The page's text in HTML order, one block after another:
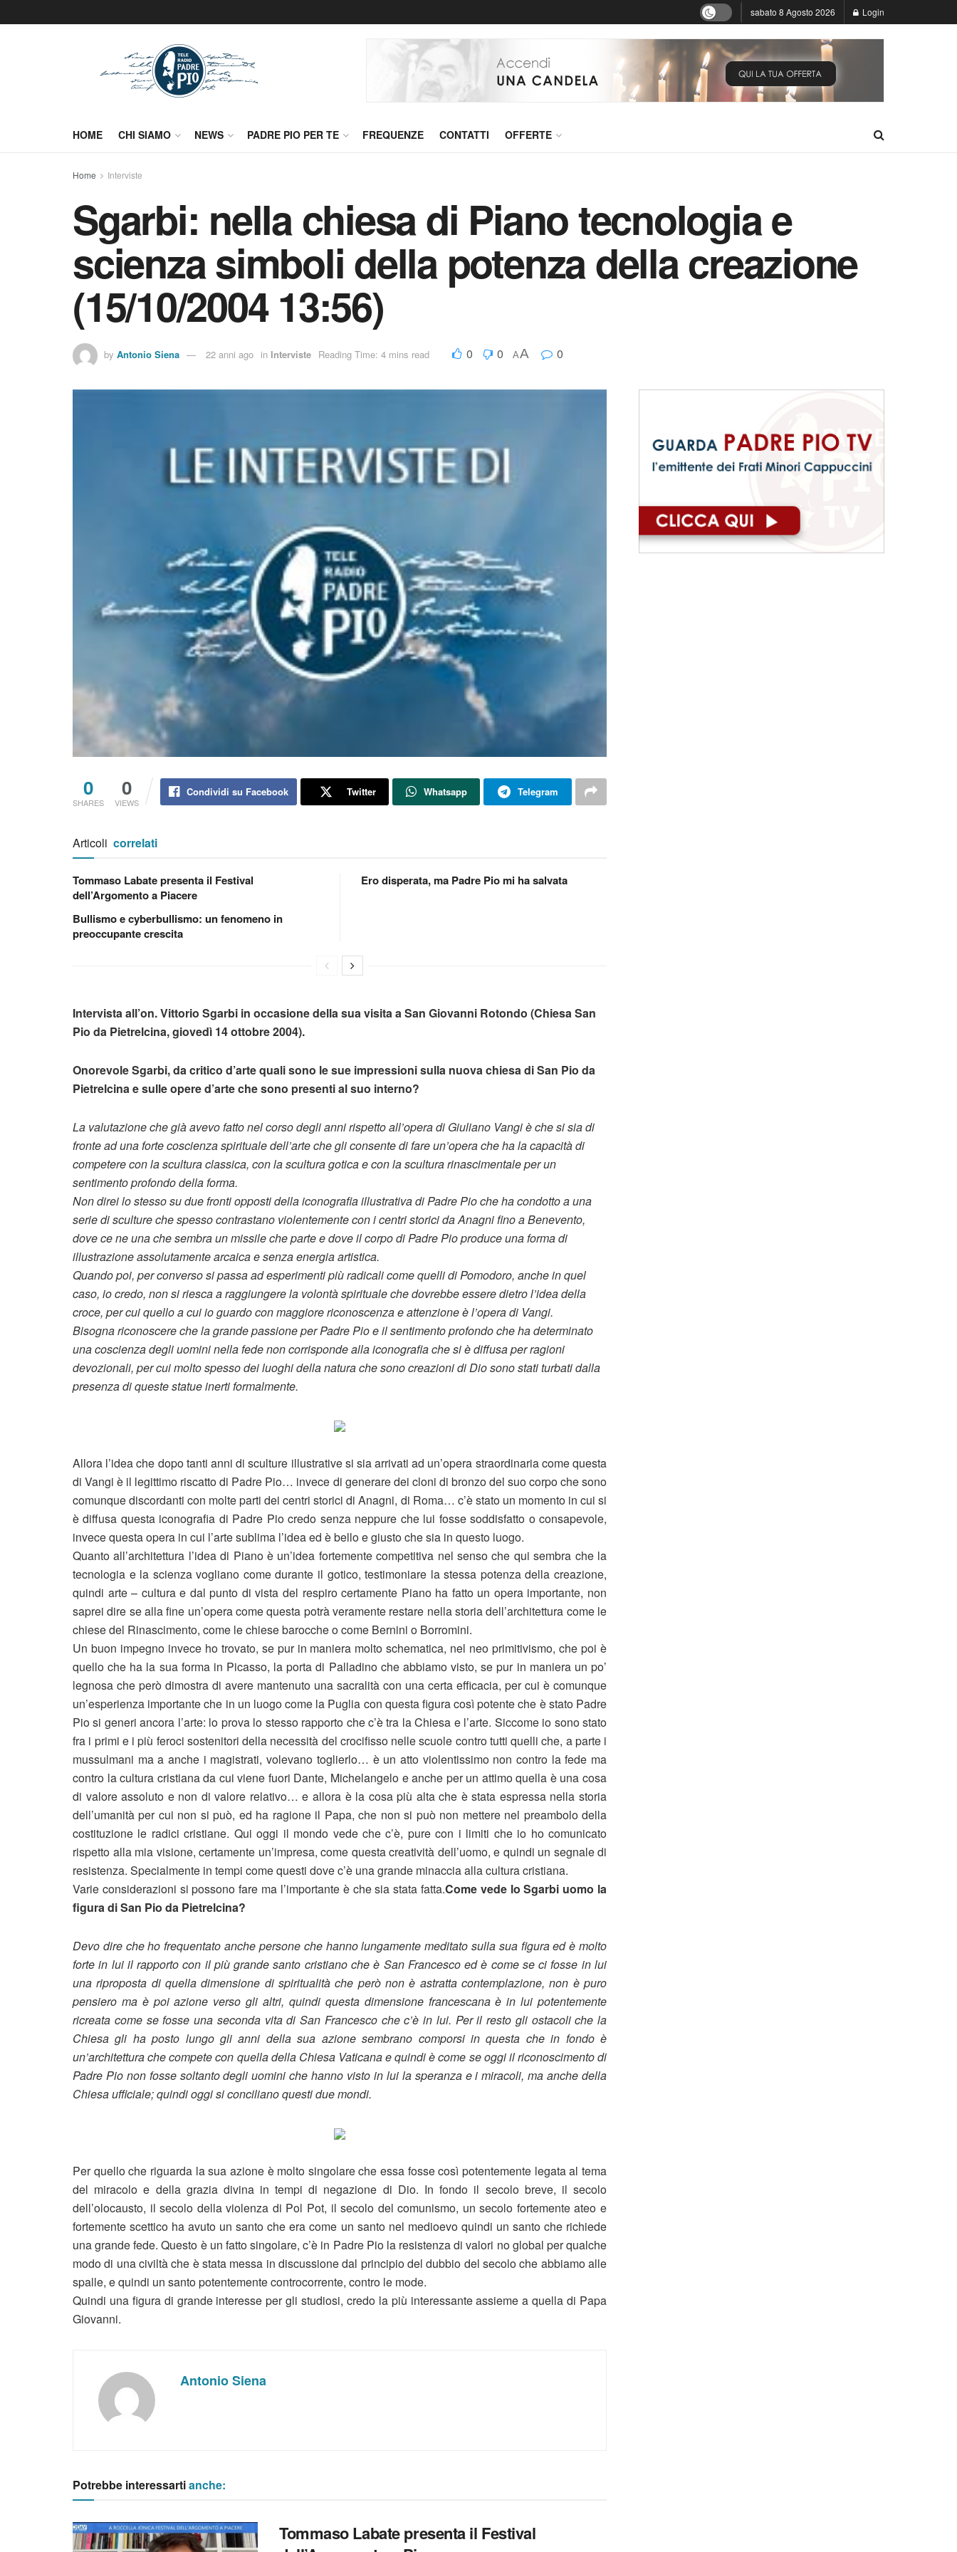
sabato 8 Agosto 2026 Login
HOME CHI SIAMO NEWS PADRE PIO PER TE FREQUENZE CONTATTI OFFERTE
Home Interviste
Sgarbi: nella chiesa di Piano tecnologia e
scienza simboli della potenza della creazione
(15/10/2004 13:56)
by Antonio Siena 22 anni ago in Interviste Reading Time: 4 mins read 0 0 AA 0
0
SHARES
0
VIEWS
Condividi su Facebook Twitter Whatsapp Telegram
Articoli correlati
Tommaso Labate presenta il Festival
dell’Argomento a Piacere
Bullismo e cyberbullismo: un fenomeno in
preoccupante crescita
Ero disperata, ma Padre Pio mi ha salvata
Intervista all’on. Vittorio Sgarbi in occasione della sua visita a San Giovanni Rotondo (Chiesa San
Pio da Pietrelcina, giovedì 14 ottobre 2004).
Onorevole Sgarbi, da critico d’arte quali sono le sue impressioni sulla nuova chiesa di San Pio da
Pietrelcina e sulle opere d’arte che sono presenti al suo interno?
La valutazione che già avevo fatto nel corso degli anni rispetto all’opera di Giuliano Vangi è che si sia di
fronte ad una forte coscienza spirituale dell’arte che gli consente di fare un’opera che ha la capacità di
competere con la scultura classica, con la scultura gotica e con la scultura rinascimentale per un
sentimento profondo della forma.
Non direi lo stesso su due fronti opposti della iconografia illustrativa di Padre Pio che ha condotto a una
serie di sculture che spesso contrastano violentemente con i centri storici da Anagni fino a Benevento,
dove ce ne una che sembra un missile che parte e dove il corpo di Padre Pio produce una forma di
illustrazione assolutamente arcaica e senza energia artistica.
Quando poi, per converso si passa ad esperimenti più radicali come quelli di Pomodoro, anche in quel
caso, io credo, non si riesca a raggiungere la volontà spirituale che dovrebbe essere dietro l’idea della
croce, per cui quello a cui io guardo con maggiore riconoscenza e attenzione è l’opera di Vangi.
Bisogna riconoscere che la grande passione per Padre Pio e il sentimento profondo che ha determinato
una coscienza degli uomini nella fede non corrisponde alla iconografia che si è diffusa per ragioni
devozionali, per cui molto spesso dei luoghi della natura che sono creazioni di Dio sono stati turbati dalla
presenza di queste statue inerti formalmente.
Allora l’idea che dopo tanti anni di sculture illustrative si sia arrivati ad un’opera straordinaria come questa
di Vangi è il legittimo riscatto di Padre Pio… invece di generare dei cloni di bronzo del suo corpo che sono
comunque discordanti con molte parti dei centri storici di Anagni, di Roma… c’è stato un momento in cui si
è diffusa questa iconografia di Padre Pio credo senza neppure che lui fosse soddisfatto o consapevole,
invece questa opera in cui l’arte sublima l’idea ed è bello e giusto che sia in questo luogo.
Quanto all’architettura l’idea di Piano è un’idea fortemente competitiva nel senso che qui sembra che la
tecnologia e la scienza vogliano come durante il gotico, testimoniare la stessa potenza della creazione,
quindi arte – cultura e dal punto di vista del respiro certamente Piano ha fatto un opera importante, non
saprei dire se alla fine un’opera come questa potrà veramente restare nella storia dell’architettura come le
chiese del Rinascimento, come le chiese barocche o come Bernini o Borromini.
Un buon impegno invece ho trovato, se pur in maniera molto schematica, nel neo primitivismo, che poi è
quello che ha la sua forma in Picasso, la porta di Palladino che abbiamo visto, se pur in maniera un po’
legnosa che però dimostra di avere mantenuto una sacralità con una certa efficacia, per cui è comunque
un’esperienza importante che in un luogo come la Puglia con questa figura così potente che è stato Padre
Pio si generi ancora l’arte: lo prova lo stesso rapporto che c’è tra la Chiesa e l’arte. Siccome io sono stato
fra i primi e i più feroci sostenitori della necessità del crocifisso nelle scuole contro tutti quelli che, a parte i
mussulmani ma a anche i magistrati, volevano toglierlo… è un atto violentissimo non contro la fede ma
contro la cultura cristiana da cui viene fuori Dante, Michelangelo e anche per un attimo quella è una cosa
di valore assoluto e non di valore relativo… e allora è la cosa più alta che è stata espressa nella storia
dell’umanità per cui non si può, ed ha ragione il Papa, che non si può non mettere nel preambolo della
costituzione le radici cristiane. Qui oggi il mondo vede che c’è, pure con i limiti che io ho comunicato
rispetto alla mia visione, certamente un’impresa, come questa creatività dell’uomo, e quindi un segnale di
resistenza. Specialmente in tempi come questi dove c’è una grande minaccia alla cultura cristiana.
Varie considerazioni si possono fare ma l’importante è che sia stata fatta.Come vede lo Sgarbi uomo la
figura di San Pio da Pietrelcina?
Devo dire che ho frequentato anche persone che hanno lungamente meditato sulla sua figura ed è molto
forte in lui il rapporto con il più grande santo cristiano che è San Francesco ed è come se ci fosse in lui
una riproposta di quella dimensione di spiritualità che però non è astratta contemplazione, non è puro
pensiero ma è poi azione verso gli altri, quindi questa dimensione francescana è in lui potentemente
ricreata come se fosse una seconda vita di San Francesco che c’è in lui. Per il resto gli ostacoli che la
Chiesa gli ha posto lungo gli anni della sua azione sembrano comporsi in questa che in fondo è
un’architettura che compete con quella della Chiesa Vaticana e quindi è come se oggi il riconoscimento di
Padre Pio non fosse soltanto degli uomini che hanno visto in lui la speranza e i miracoli, ma anche della
Chiesa ufficiale; quindi oggi si conciliano questi due mondi.
Per quello che riguarda la sua azione è molto singolare che essa fosse così potentemente legata al tema
del miracolo e della grazia divina in tempi di negazione di Dio. In fondo il secolo breve, il secolo
dell’olocausto, il secolo della violenza di Pol Pot, il secolo del comunismo, un secolo fortemente ateo e
fortemente scettico ha avuto un santo che era come un santo nel medioevo quindi un santo che richiede
una grande fede. Questo è un fatto singolare, c’è in Padre Pio la resistenza di valori no global per qualche
modo di una civiltà che è stata messa in discussione dal principio del dubbio del secolo che abbiamo alle
spalle, e quindi un santo potentemente controcorrente, contro le mode.
Quindi una figura di grande interesse per gli studiosi, credo la più interessante assieme a quella di Papa
Giovanni.
Antonio Siena
Potrebbe interessartianche:
Tommaso Labate presenta il Festival